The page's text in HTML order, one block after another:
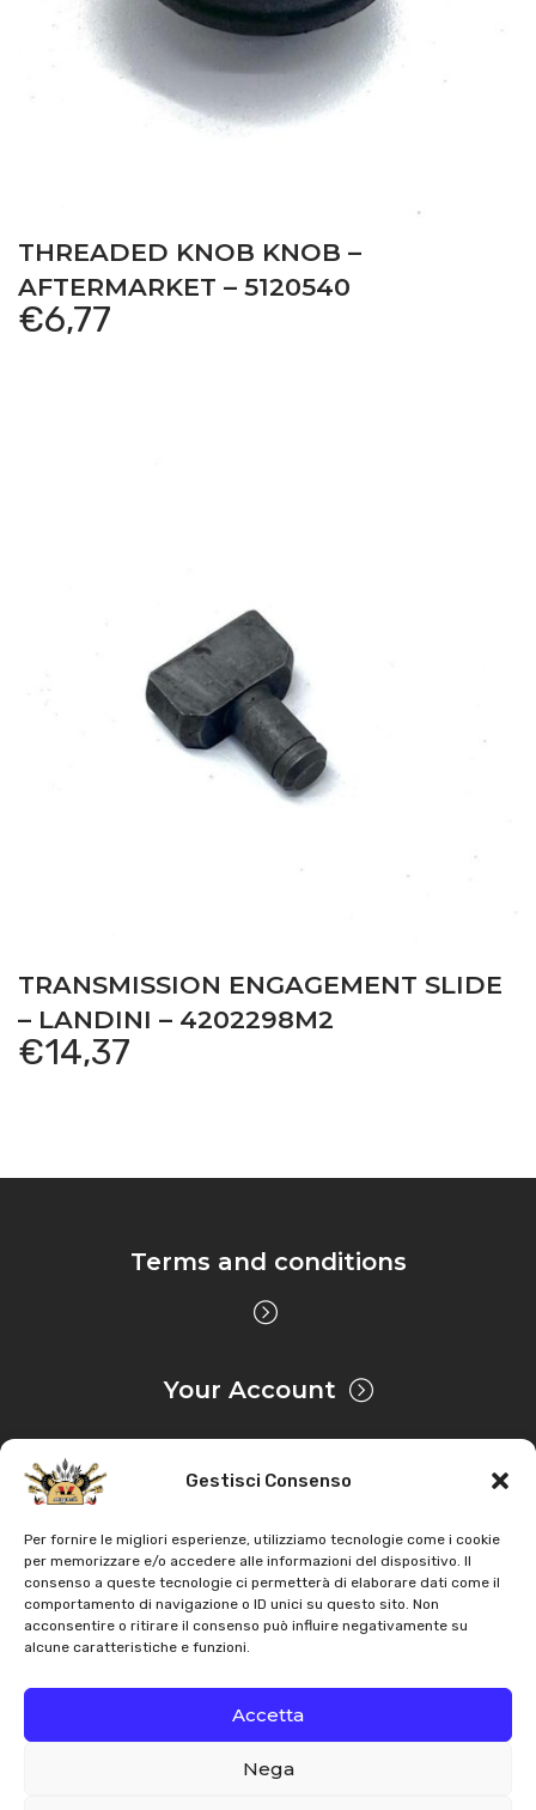
Gestisci Consenso
Per fornire le migliori esperienze, utilizziamo tecnologie come i cookie
per memorizzare e/o accedere alle informazioni del dispositivo. Il
consenso a queste tecnologie ci permetterà di elaborare dati come il
comportamento di navigazione o ID unici su questo sito. Non
acconsentire o ritirare il consenso può influire negativamente su
alcune caratteristiche e funzioni.
Accetta
Nega
THREADED KNOB KNOB –
AFTERMARKET – 5120540
€6,77
TRANSMISSION ENGAGEMENT SLIDE
– LANDINI – 4202298M2
€14,37
Terms and conditions
Your Account
Privacy & Cookie
CopyrightAZ Agri. All rights reserved |Assistance |
Contacts